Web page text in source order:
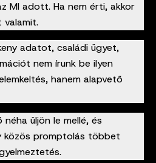
MI adott. Ha nem érti, akkor
adatot, családi ügyet,
nem írunk be ilyen
hanem alapvető
üljön le mellé, és
közös promptolás többet